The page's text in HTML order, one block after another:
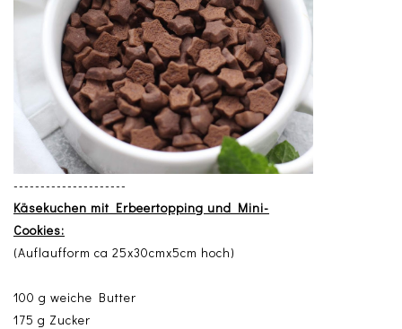
---------------------
Käsekuchen mit Erbeertopping und Mini-
Cookies:
(Auflaufform ca 25x30cmx5cm hoch)
100 g weiche Butter
175 g Zucker